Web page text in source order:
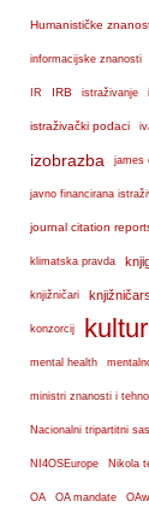
Humanističke
informacijske znanosti
IR IRB istraživanje
istraživački podaci
izobrazba james
javno financirana
journal citation
klimatska pravda
knjižničari
konzorcij
mental health
ministri znanosti i
Nacionalni tripartitni
NI4OSEurope Nikola
OA OA mandate